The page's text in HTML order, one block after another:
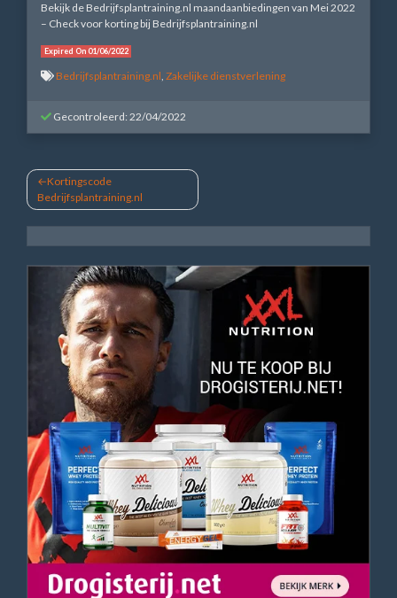
Bekijk de Bedrijfsplantraining.nl maandaanbiedingen van Mei 2022
– Check voor korting bij Bedrijfsplantraining.nl
Expired On 01/06/2022
Bedrijfsplantraining.nl Zakelijke dienstverlening
Gecontroleerd: 22/04/2022
Bericht
navigatie
Kortingscode
Bedrijfsplantraining.nl